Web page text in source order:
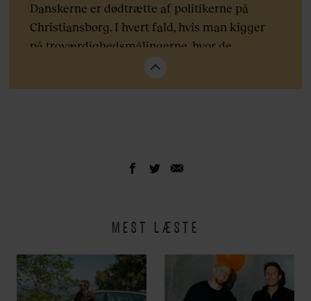
Danskerne er dødtrætte af politikerne på
Christiansborg. I hvert fald, hvis man kigger
på troværdighedsmålingerne, hvor de
folkevalgte ligger på en ubehjælpelig
sidsteplads over de mest troværdige
klar til at erstatte den gamle, upopulære garde
med 11 politiske opkomlinger, der, væbnet med
drømmer om at tegne nationens fremtid.
MEST LÆSTE